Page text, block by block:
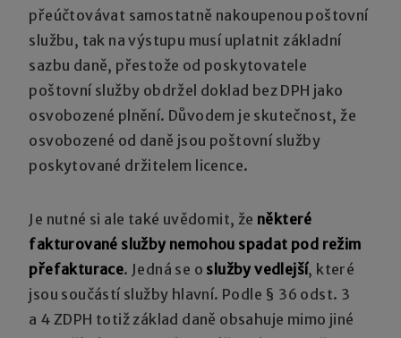
přeúčtovávat samostatně nakoupenou poštovní
službu, tak na výstupu musí uplatnit základní
sazbu daně, přestože od poskytovatele
poštovní služby obdržel doklad bez DPH jako
osvobozené plnění. Důvodem je skutečnost, že
osvobozené od daně jsou poštovní služby
poskytované držitelem licence.
Je nutné si ale také uvědomit, že některé
fakturované služby nemohou spadat pod režim
přefakturace. Jedná se o služby vedlejší, které
jsou součástí služby hlavní. Podle § 36 odst. 3
a 4 ZDPH totiž základ daně obsahuje mimo jiné